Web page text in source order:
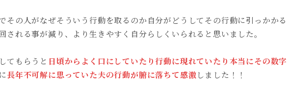
その人がなぜそういう行動を取るのか自分がどうしてその行動に引っかか
される事が減り、より生きやすく自分らしくいられると思いました。
てもらうと 日頃からよく口にしていたり行動に現れていたり本当にその数
長年不可解に思っていた夫の行動が腑に落ちて感激しました！！